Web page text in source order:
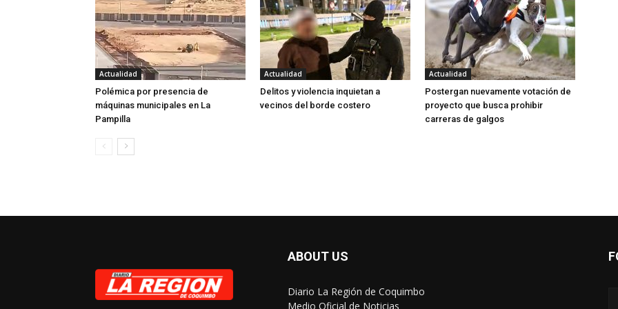
Actualidad
Polémica por presencia de
máquinas municipales en La
Pampilla
Actualidad
Delitos y violencia inquietan a
vecinos del borde costero
Actualidad
Postergan nuevamente votación de
proyecto que busca prohibir
carreras de galgos
ABOUT US
Diario La Región de Coquimbo
Medio Oficial de Noticias